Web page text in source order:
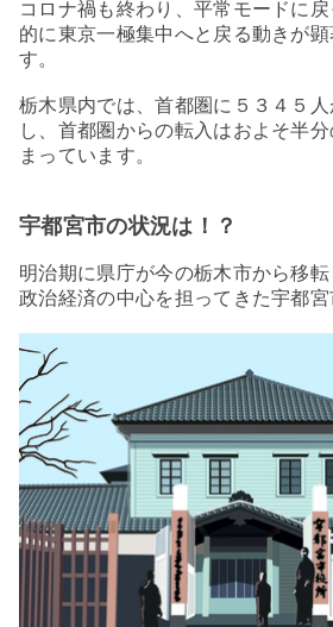
コロナ禍も終わり、平常モードに
的に東京一極集中へと戻る動きが
す。
栃木県内では、首都圏に５３４５
し、首都圏からの転入はおよそ半
まっています。
宇都宮市の状況は！？
明治期に県庁が今の栃木市から移
政治経済の中心を担ってきた宇都宮